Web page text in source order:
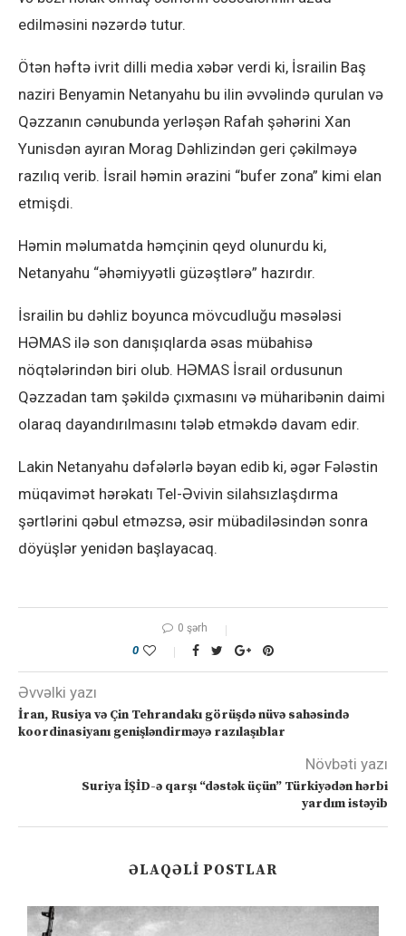
edilməsini nəzərdə tutur.
Ötən həftə ivrit dilli media xəbər verdi ki, İsrailin Baş
naziri Benyamin Netanyahu bu ilin əvvəlində qurulan və
Qəzzanın cənubunda yerləşən Rafah şəhərini Xan
Yunisdən ayıran Morag Dəhlizindən geri çəkilməyə
razılıq verib. İsrail həmin ərazini “bufer zona” kimi elan
etmişdi.
Həmin məlumatda həmçinin qeyd olunurdu ki,
Netanyahu “əhəmiyyətli güzəştlərə” hazırdır.
İsrailin bu dəhliz boyunca mövcudluğu məsələsi
HƏMAS ilə son danışıqlarda əsas mübahisə
nöqtələrindən biri olub. HƏMAS İsrail ordusunun
Qəzzadan tam şəkildə çıxmasını və müharibənin daimi
olaraq dayandırılmasını tələb etməkdə davam edir.
Lakin Netanyahu dəfələrlə bəyan edib ki, əgər Fələstin
müqavimət hərəkatı Tel-Əvivin silahsızlaşdırma
şərtlərini qəbul etməzsə, əsir mübadiləsindən sonra
döyüşlər yenidən başlayacaq.
0 şərh
0
Əvvəlki yazı
İran, Rusiya və Çin Tehrandakı görüşdə nüvə sahəsində
koordinasiyanı genişləndirməyə razılaşıblar
Növbəti yazı
Suriya İŞİD-ə qarşı “dəstək üçün” Türkiyədən hərbi
yardım istəyib
ƏLAQƏLI POSTLAR